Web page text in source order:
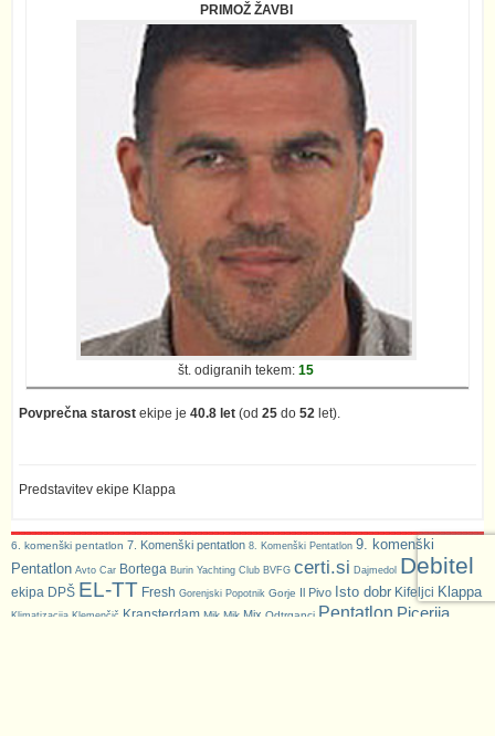
PRIMOŽ ŽAVBI
št. odigranih tekem:15
Povprečna starost ekipe je 40.8 let (od 25 do 52 let).
Predstavitev ekipe Klappa
6. komenški pentatlon 7. Komenški pentatlon 8. Komenški Pentatlon 9. komenški
Pentatlon Avto Car Bortega Burin Yachting Club BVFG certi.si Dajmedol Debitel
ekipa DPŠ EL-TT Fresh Gorenjski Popotnik Gorje Il Pivo Isto dobr Kifeljci Klappa
Klimatizacija Klemenčič Kransterdam Mik Mik Mix Odtrganci Pentatlon Picerija